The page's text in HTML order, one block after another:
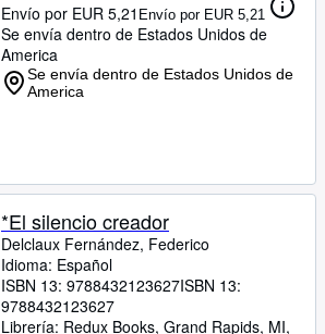
Envío por EUR 5,21 Envío por EUR 5,21
Se envía dentro de Estados Unidos de
America
Se envía dentro de Estados Unidos de
America
*El silencio creador
Delclaux Fernández, Federico
Idioma: Español
ISBN 13: 9788432123627ISBN 13:
9788432123627
Librería: Redux Books, Grand Rapids, MI,